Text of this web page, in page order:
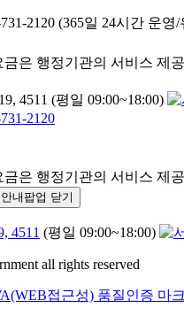
2120 (365일 24시간 운영/
금은 행정기관의 서비스 제
4511 (평일 09:00~18:00)
2120
금은 행정기관의 서비스 제
내팝업 닫기
4511 (평일 09:00~18:00)
all rights reserved